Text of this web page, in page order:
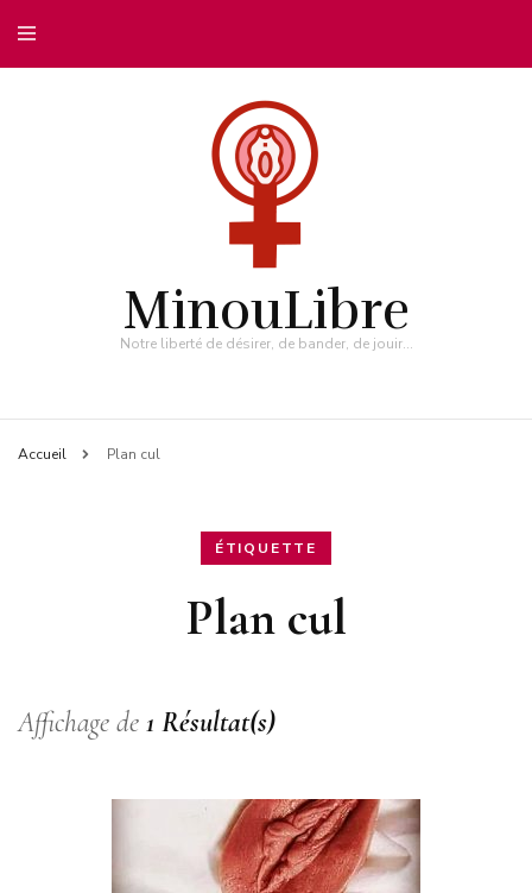
MinouLibre
Notre liberté de désirer, de bander, de jouir…
Accueil Plan cul
ÉTIQUETTE
Plan cul
Affichage de 1 Résultat(s)